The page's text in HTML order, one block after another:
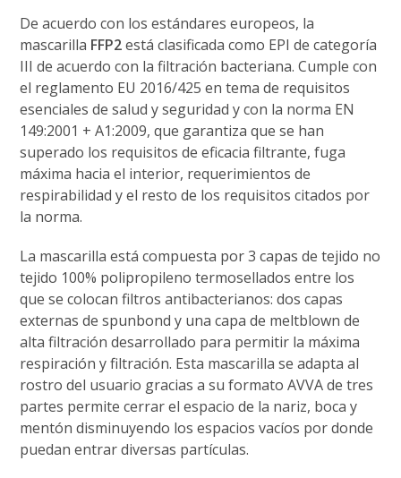
De acuerdo con los estándares europeos, la
mascarilla FFP2está clasificada como EPI de categoría
III de acuerdo con la filtración bacteriana. Cumple con
el reglamento EU 2016/425 en tema de requisitos
esenciales de salud y seguridad y con la norma EN
149:2001 + A1:2009, que garantiza que se han
superado los requisitos de eficacia filtrante, fuga
máxima hacia el interior, requerimientos de
respirabilidad y el resto de los requisitos citados por
la norma.
La mascarilla está compuesta por 3 capas de tejido no
tejido 100% polipropileno termosellados entre los
que se colocan filtros antibacterianos: dos capas
externas de spunbond y una capa de meltblown de
alta filtración desarrollado para permitir la máxima
respiración y filtración. Esta mascarilla se adapta al
rostro del usuario gracias a su formato AVVA de tres
partes permite cerrar el espacio de la nariz, boca y
mentón disminuyendo los espacios vacíos por donde
puedan entrar diversas partículas.